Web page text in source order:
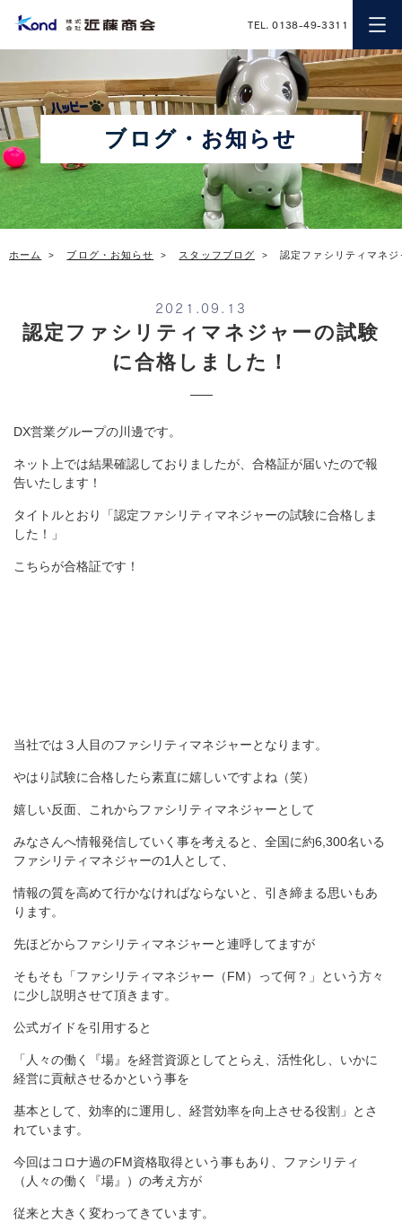
近藤商会
TEL. 0138-49-3311
ブログ・お知らせ
ホーム ブログ・お知らせ スタッフブログ 認定ファシリティマネ
2021.09.13
認定ファシリティマネジャーの試験
に合格しました！
DX営業グループの川邊です。
ネット上では結果確認しておりましたが、合格証が届いたので報
告いたします！
タイトルとおり「認定ファシリティマネジャーの試験に合格しま
した！」
こちらが合格証です！
当社では３人目のファシリティマネジャーとなります。
やはり試験に合格したら素直に嬉しいですよね（笑）
嬉しい反面、これからファシリティマネジャーとして
みなさんへ情報発信していく事を考えると、全国に約6,300名いる
ファシリティマネジャーの1人 として、
情報の質を高めて行かなければならないと、 引き締まる思いもあ
ります。
先ほどからファシリティマネジャーと連呼してますが
そもそも「ファシリティマネジャー（FM）って何？」
という方々
に少し説明させて頂きます。
公式ガイドを引用すると
「人々の働く『場』を経営資源としてとらえ、活性化し、いかに
経営に貢献させるかという事を
基本として、効率的に運用し、経営効率を向上させる役割」とさ
れています。
今回はコロナ過のFM資格取得という事もあり、ファシリティ
（人々の働く『場』）の考え方が
従来と大きく変わってきています。